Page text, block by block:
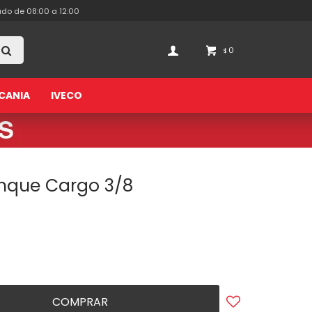
IVECO
$ 0
de 08:00 a 12:00
Cargo 3/8
COMPRAR